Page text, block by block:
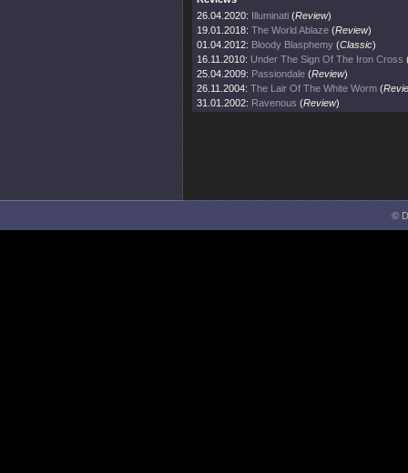
26.04.2020: Illuminati (Review)
19.01.2018: The World Ablaze (Review)
01.04.2012: Bloody Blasphemy (Classic)
16.11.2010: Under The Sign Of The Iron Cross
25.04.2009: Passiondale (Review)
26.11.2004: The Lair Of The White Worm (
31.01.2002: Ravenous (Review)
©